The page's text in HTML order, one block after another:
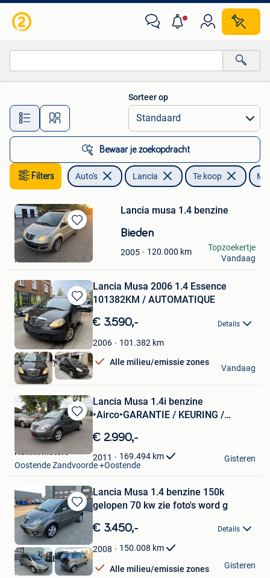
Alle afstanden…
Sorteer op
Bewaar je zoekopdracht
Filters Auto's Lancia Te koop
Bewaren
in
Mijn
Favorieten
Lancia musa 1.4 benzine
Bieden
2005 120.000 km
JEF
Heusden
Topzoekertje
Vandaag
Bewaren
in
Mijn
Favorieten
Lancia Musa 2006 1.4 Essence
101382KM / AUTOMATIQUE
€ 3.590,- Details
2006 101.382 km
Alle milieu/emissie zones
AM Agency
Zaventem
Vandaag
Bewaren
in
Mijn
Favorieten
Lancia Musa 1.4i benzine
•Airco•GARANTIE / KEURING /
€ 2.990,-
2011 169.494 km
Henrik Motors
Oostende Zandvoorde +Oostende
Gisteren
Bewaren
in
Mijn
Favorieten
Lancia Musa 1.4 benzine 150k
gelopen 70 kw zie foto's word g
€ 3.450,- Details
2008 150.008 km
Alle milieu/emissie zones
Autoweld BV
Ravels
Gisteren